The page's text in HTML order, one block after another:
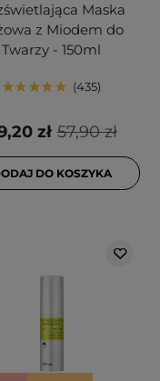
Maska
z Miodem do
Twarzy - 150ml
435
57,90 zł
zł
DO KOSZYKA